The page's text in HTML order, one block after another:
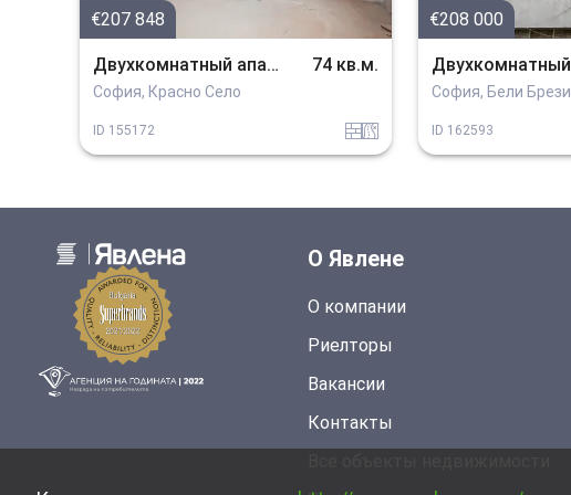
€207 848
Двухкомнатный апартамент 74 кв.м.
София, Красно Село
ID 155172 tuhla v_blizost_do_asfaltiran_put
€208 000
София, Бели Брези
ID 162593
О Явлене
О компании
Риелторы
Вакансии
Контакты